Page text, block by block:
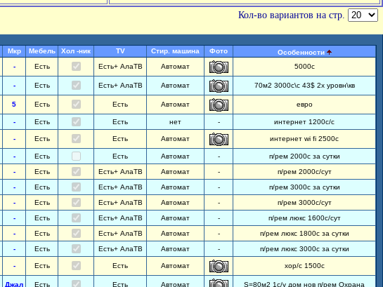
Кол-во вариантов на стр.
Мкр Мебель Хол -ник TV Стир. машина Фото
Особенности
- Есть Есть+ АлаТВ Автомат 5000с
- Есть Есть+ АлаТВ Автомат 70м2 3000с\с 43$ 2х уровн\кв
5 Есть Есть Автомат евро
- Есть Есть нет - интернет 1200с/с
- Есть Есть Автомат интернет wi fi 2500с
- Есть Есть Автомат -
п/рем 2000с за сутки
- Есть Есть+ АлаТВ Автомат -
п/рем 2000с/сут
- Есть Есть+ АлаТВ Автомат -
п/рем 3000с за сутки
- Есть Есть+ АлаТВ Автомат -
п/рем 3000с/сут
- Есть Есть+ АлаТВ Автомат -
п/рем люкс 1600с/сут
- Есть Есть+ АлаТВ Автомат -
п/рем люкс 1800с за сутки
- Есть Есть+ АлаТВ Автомат - п/рем люкс 3000с за сутки
- Есть Есть Автомат хор/с 1500с
Джал Есть Есть Автомат S=80м2 1с/у дом нов п/рем Охрана